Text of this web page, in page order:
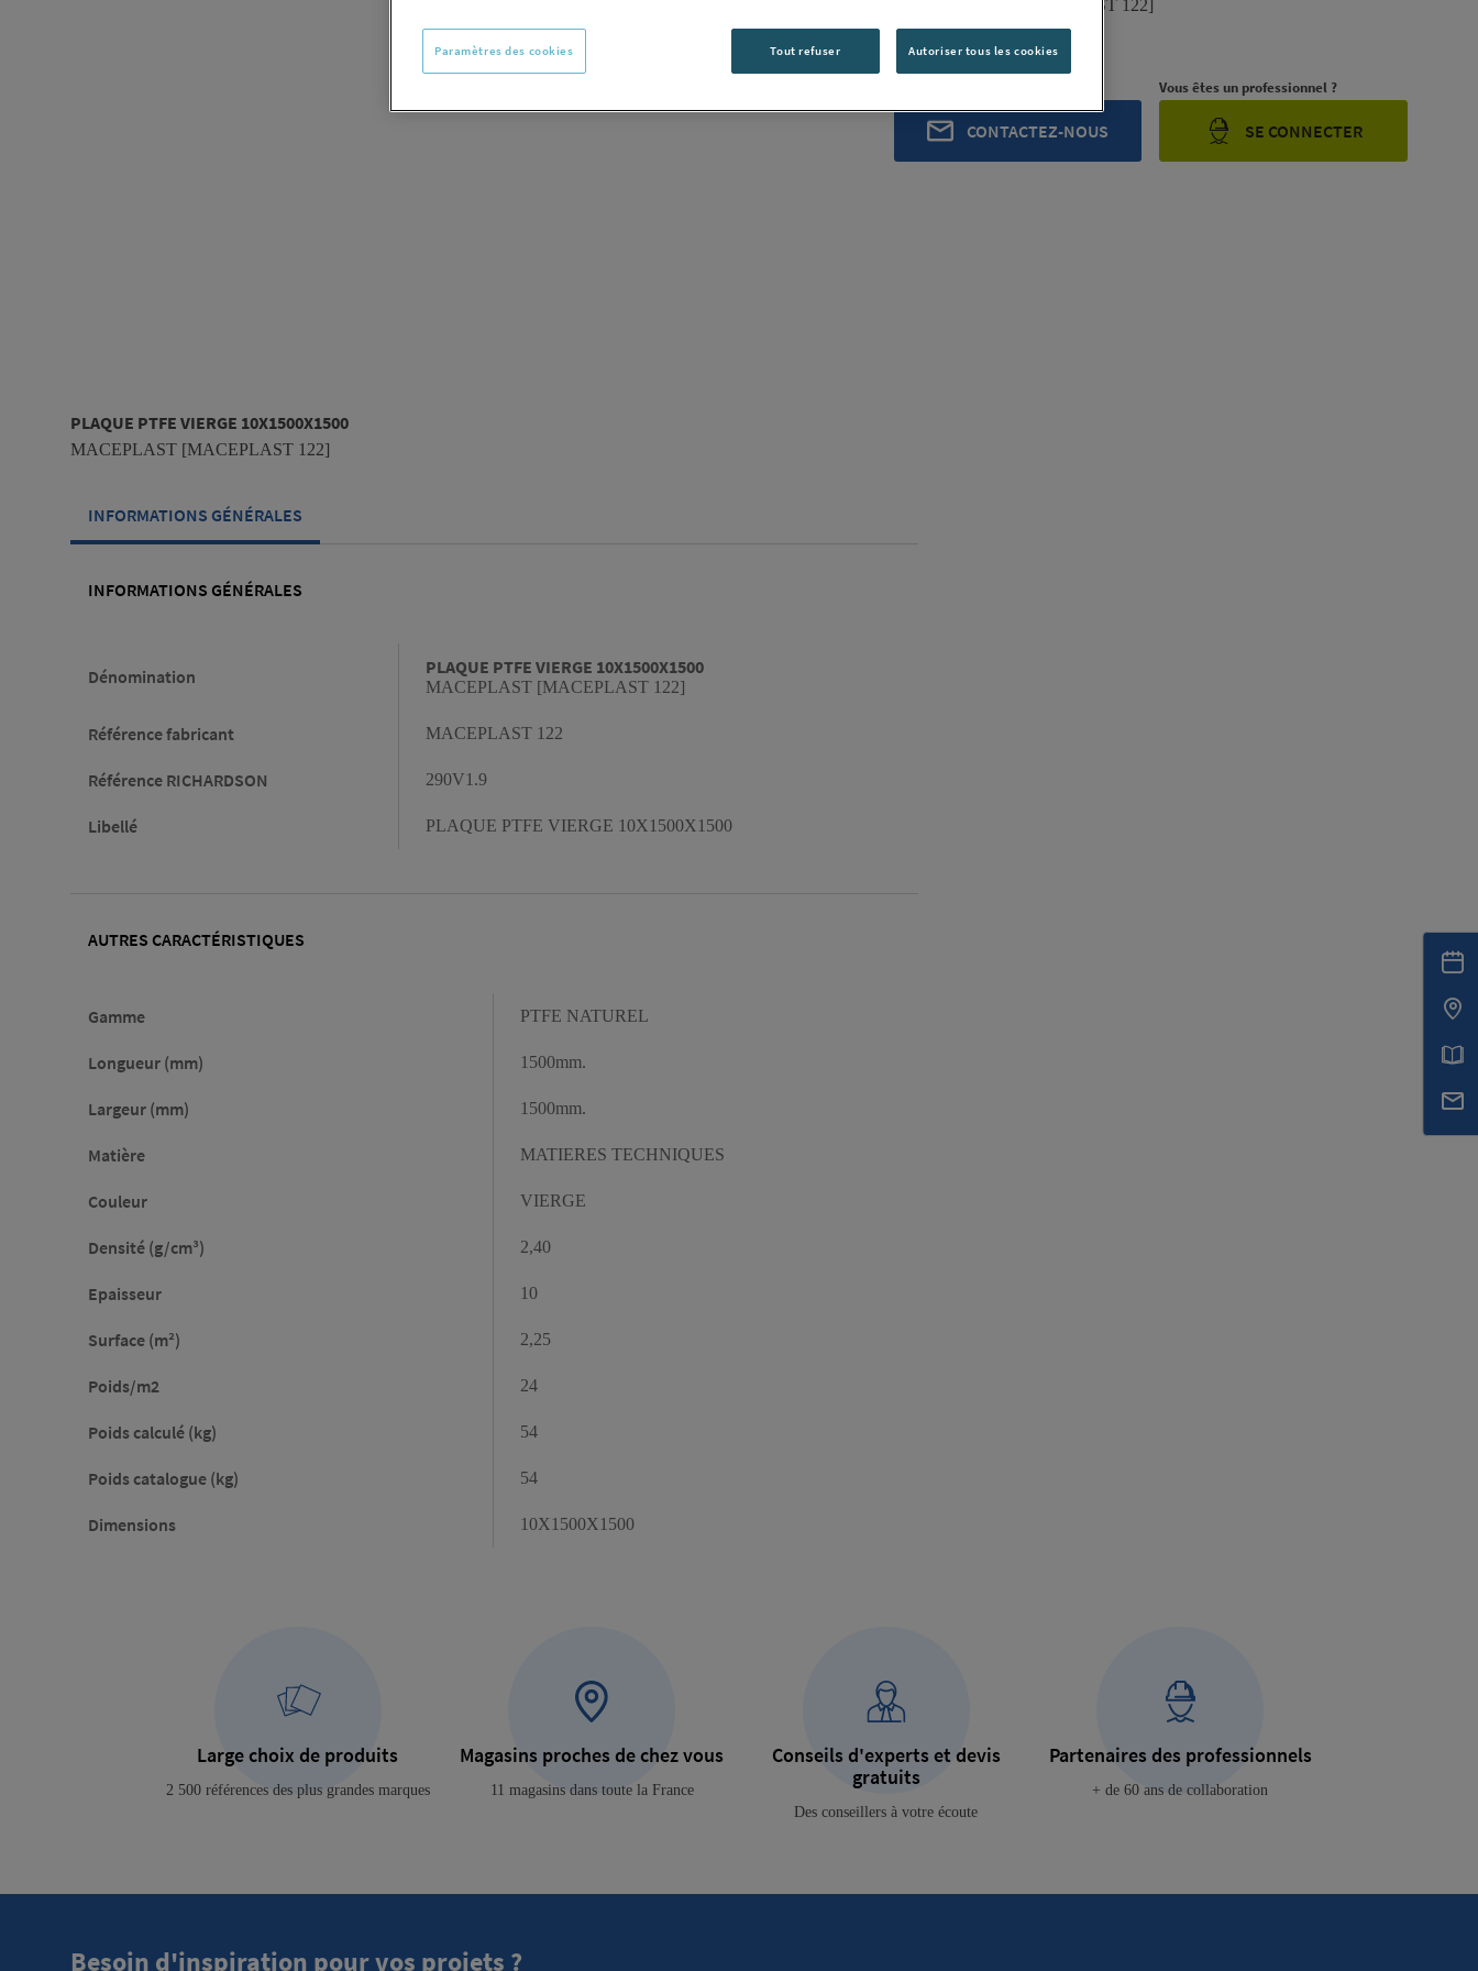
MACEPLAST [MACEPLAST 122]
CONTACTEZ-NOUS
Vous êtes un professionnel ?
SE CONNECTER
PLAQUE PTFE VIERGE 10X1500X1500
MACEPLAST [MACEPLAST 122]
INFORMATIONS GÉNÉRALES
INFORMATIONS GÉNÉRALES
Dénomination PLAQUE PTFE VIERGE 10X1500X1500
MACEPLAST [MACEPLAST 122]
Référence fabricant MACEPLAST 122
Référence RICHARDSON 290V1.9
Libellé PLAQUE PTFE VIERGE 10X1500X1500
AUTRES CARACTÉRISTIQUES
Gamme Gamme
PTFE NATUREL
Longueur (mm)
Longueur
1500mm.
Largeur (mm)
Largeur
1500mm.
Matière Matière
MATIERES TECHNIQUES
Couleur Couleur
VIERGE
Densité (g/cm³)
Densité
2,40
Epaisseur Epaisseur
10
Surface (m²)
Surface
2,25
Poids/m2 Poids/m2
24
Poids calculé (kg)
Poids
(kg)
54
Poids catalogue (kg)
Poids
(kg)
54
Dimensions Dimensions
10X1500X1500
Large choix de produits
2 500 références des plus grandes marques
Magasins proches de chez vous
11 magasins dans toute la France
Conseils d'experts et devis
gratuits
Des conseillers à votre écoute
Partenaires des professionnels
+ de 60 ans de collaboration
Besoin d'inspiration pour vos projets ?
Tout refuser Autoriser tous les cookies
Paramètres des cookies